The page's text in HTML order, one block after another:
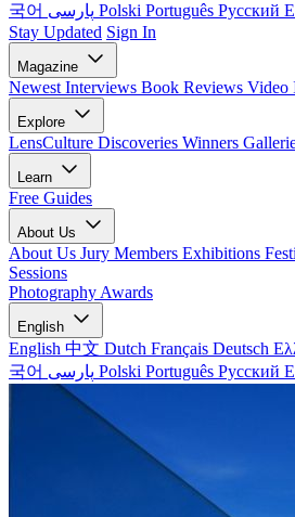
국어
Polski Português Русский
Stay Updated Sign In
Magazine
Newest Interviews Book Reviews Video
Explore
LensCulture Discoveries Winners
Learn
Free Guides
About Us
About Us Jury Members Exhibitions
Sessions
Photography Awards
English
English 中文 Dutch Français Deutsch
국어
Polski Português Русский